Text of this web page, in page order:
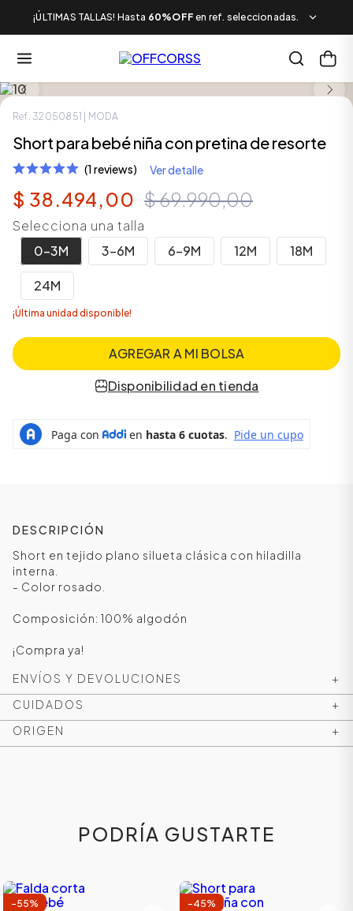
¡ÚLTIMAS TALLAS! Hasta 60%OFF en ref. seleccionadas.
Ref. 32050851 | MODA
Short para bebé niña con pretina de resorte
(1 reviews) Ver detalle
$ 38.494,00 $69.990,00
Selecciona una talla
0-3M
3-6M 6-9M 12M 18M
24M
¡Última unidad disponible!
AGREGAR A MI BOLSA
Disponibilidad en tienda
DESCRIPCIÓN
Short en tejido plano silueta clásica con hiladilla
interna.
- Color rosado.
Composición: 100% algodón
¡Compra ya!
ENVÍOS Y DEVOLUCIONES
+
CUIDADOS
+
ORIGEN
+
PODRÍA GUSTARTE
-55% -45%